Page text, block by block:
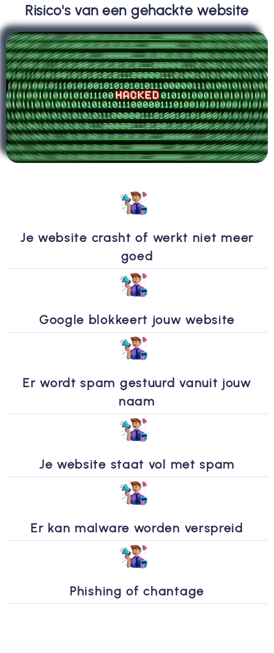
Risico's van een gehackte website
Je website crasht of werkt niet meer
goed
Google blokkeert jouw website
Er wordt spam gestuurd vanuit jouw
naam
Je website staat vol met spam
Er kan malware worden verspreid
Phishing of chantage